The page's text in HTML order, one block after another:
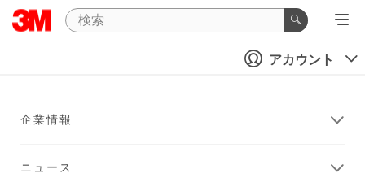
アカウント
企業情報
ニュース